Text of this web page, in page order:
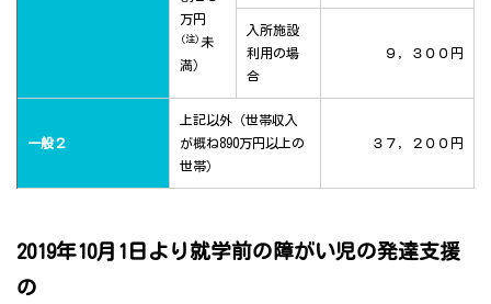
万円
(注) 未
満）
入所施設
利用の場
合
９，３００円
一般２
上記以外（世帯収入
が概ね890万円以上の
世帯）
３７，２００円
2019年10月1日より就学前の障がい児の発達支援
の